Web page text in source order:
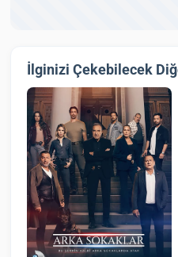
İlginizi Çekebilecek